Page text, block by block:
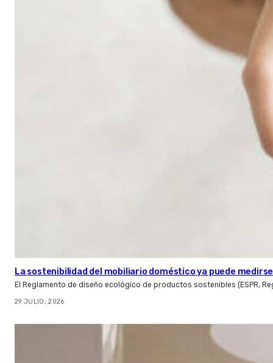
La sostenibilidad del mobiliario doméstico ya puede
El Reglamento de diseño ecológico de productos sostenibles (ESPR,
29 JULIO, 2026